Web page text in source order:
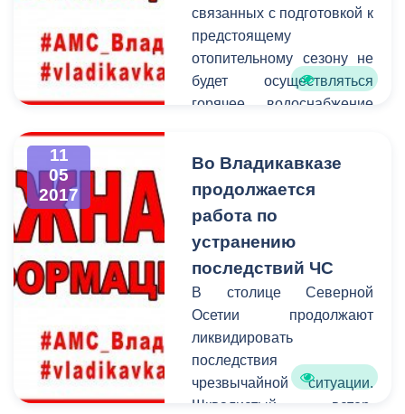
начали реставрировать.
Сегодня обновленный
объект посетил глава
АМС Борис Албегов.
связанных с подготовкой к
предстоящему
отопительному сезону не
будет осуществляться
горячее водоснабжение
11
05
2017
Во Владикавказе
продолжается
работа по
устранению
последствий ЧС
В столице Северной
Осетии продолжают
ликвидировать
последствия
чрезвычайной ситуации.
Шквалистый ветер,